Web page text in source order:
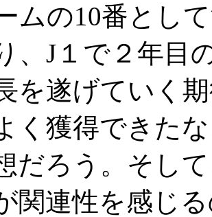
ムの10番とし
、J１で２年目
を遂げていく
く獲得できた
だろう。そし
関連性を感じ